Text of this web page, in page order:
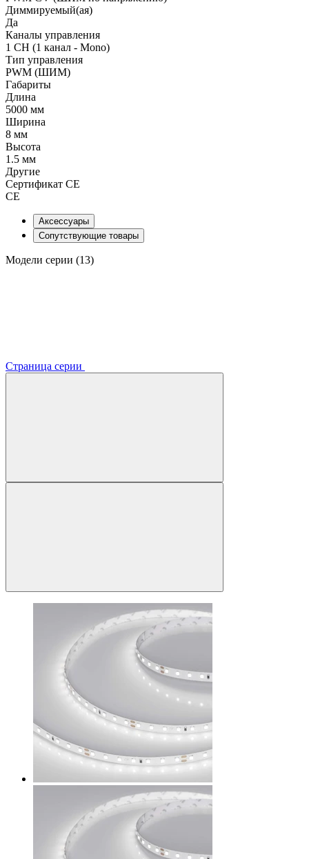
Диммируемый(ая)
Да
Каналы управления
1 CH (1 канал - Mono)
Тип управления
PWM (ШИМ)
Габариты
Длина
5000 мм
Ширина
8 мм
Высота
1.5 мм
Другие
Сертификат CE
CE
Аксессуары
Сопутствующие товары
Модели серии (13)
Страница серии